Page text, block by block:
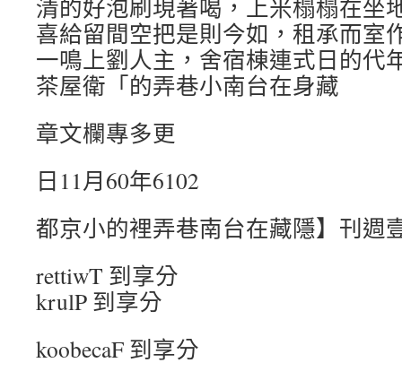
清的好泡刷現著喝，上米榻榻在坐
喜給留間空把是則今如，租承而室
一鳴上劉人主，舍宿棟連式日的代
茶屋衛「的弄巷小南台在身藏
章文欄專多更
日11月60年6102
都京小的裡弄巷南台在藏隱】刊週
rettiwT 到享分
krulP 到享分
koobecaF 到享分